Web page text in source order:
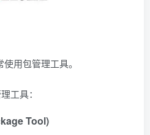
用包管理工具。
工具：
Tool)